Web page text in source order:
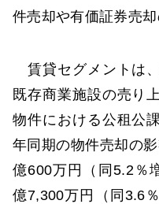
件売却や有価証券売
賃貸セグメントは
既存商業施設の売り
物件における公租公
年同期の物件売却の
億600万円（同5.2％
億7,300万円（同3.6